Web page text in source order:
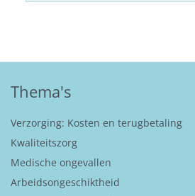
Thema's
Verzorging: Kosten en terugbetaling
Kwaliteitszorg
Medische ongevallen
Arbeidsongeschiktheid